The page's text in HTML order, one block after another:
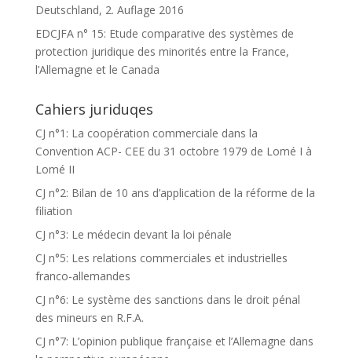
Deutschland, 2. Auflage 2016
EDCJFA n° 15: Etude comparative des systèmes de
protection juridique des minorités entre la France,
l’Allemagne et le Canada
Cahiers juriduqes
CJ n°1: La coopération commerciale dans la
Convention ACP- CEE du 31 octobre 1979 de Lomé I à
Lomé II
CJ n°2: Bilan de 10 ans d’application de la réforme de la
filiation
CJ n°3: Le médecin devant la loi pénale
CJ n°5: Les relations commerciales et industrielles
franco-allemandes
CJ n°6: Le système des sanctions dans le droit pénal
des mineurs en R.F.A.
CJ n°7: L’opinion publique française et l’Allemagne dans